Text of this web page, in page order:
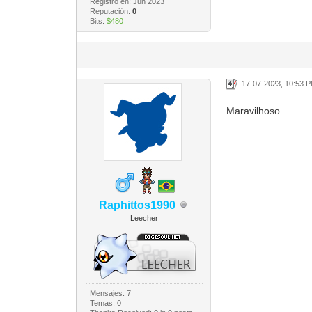
Reputación: 0
Bits: $480
Raphittos1990
Leecher
Mensajes: 7
Temas: 0
17-07-2023, 10:53
Maravilhoso.